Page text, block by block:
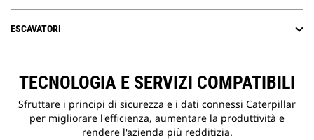
ESCAVATORI
TECNOLOGIA E SERVIZI COMPATIBILI
Sfruttare i principi di sicurezza e i dati connessi Caterpillar
per migliorare l'efficienza, aumentare la produttività e
rendere l'azienda più redditizia.